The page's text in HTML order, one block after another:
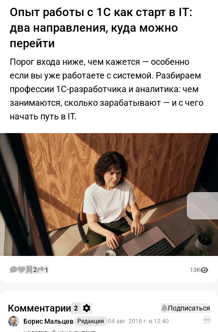
Опыт работы с 1С как старт в IT:
два направления, куда можно
перейти
Порог входа ниже, чем кажется — особенно
если вы уже работаете с системой. Разбираем
профессии 1С-разработчика и аналитика: чем
занимаются, сколько зарабатывают — и с чего
начать путь в IT.
2 1 13K
Комментарии 2
Подписаться
Борис Мальцев
Редакция 04 авг. 2018 г. в 12:40